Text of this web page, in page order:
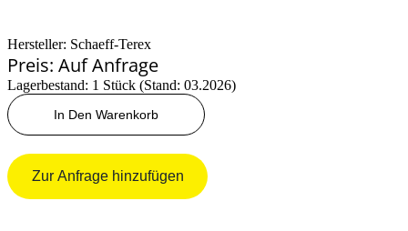
Hersteller: Schaeff-Terex
Preis: Auf Anfrage
Lagerbestand: 1 Stück (Stand: 03.2026)
Riemenscheibe
Menge
In Den Warenkorb
Zur Anfrage hinzufügen